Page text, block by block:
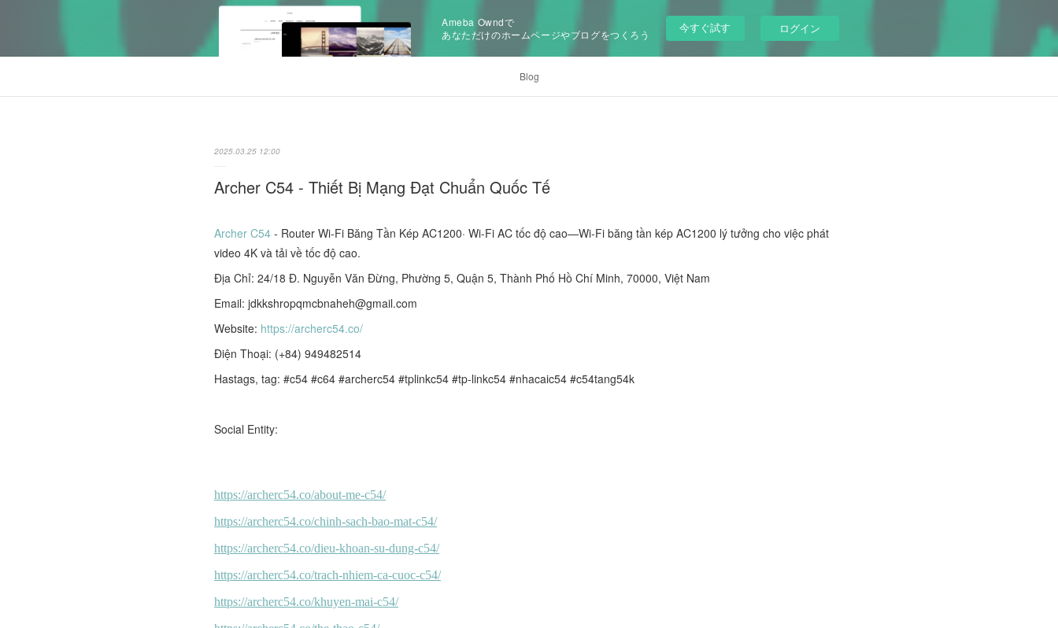
Ameba Owndで
あなただけのホームページやブログをつくろう
今すぐ試す ログイン
Blog
2025.03.25 12:00
Archer C54 - Thiết Bị Mạng Đạt Chuẩn Quốc Tế
Archer C54 - Router Wi-Fi Băng Tần Kép AC1200· Wi-Fi AC tốc độ cao—Wi-Fi băng tần kép AC1200 lý tưởng cho việc phát
video 4K và tải về tốc độ cao.
Địa Chỉ: 24/18 Đ. Nguyễn Văn Đừng, Phường 5, Quận 5, Thành Phố Hồ Chí Minh, 70000, Việt Nam
Email: jdkkshropqmcbnaheh@gmail.com
Website: https://archerc54.co/
Điện Thoại: (+84) 949482514
Hastags, tag: #c54 #c64 #archerc54 #tplinkc54 #tp-linkc54 #nhacaic54 #c54tang54k
Social Entity: